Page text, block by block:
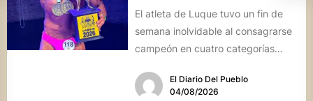
El atleta de Luque tuvo un fin de
semana inolvidable al consagrarse
campeón en cuatro categorías
competencia...El Diario Del Pueblo
04/08/2026